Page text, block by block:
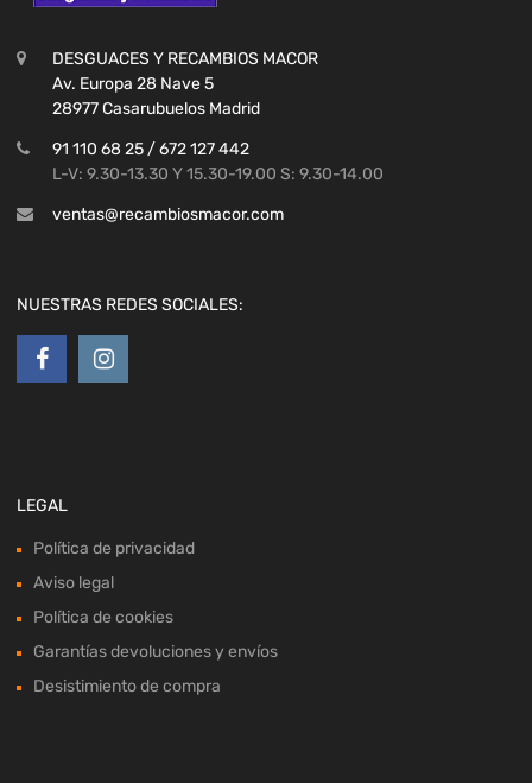
DESGUACES Y RECAMBIOS MACOR
Av. Europa 28 Nave 5
28977 Casarubuelos Madrid
91 110 68 25 / 672 127 442
L-V: 9.30-13.30 Y 15.30-19.00 S: 9.30-14.00
ventas@recambiosmacor.com
NUESTRAS REDES SOCIALES:
LEGAL
Política de privacidad
Aviso legal
Política de cookies
Garantías devoluciones y envíos
Desistimiento de compra